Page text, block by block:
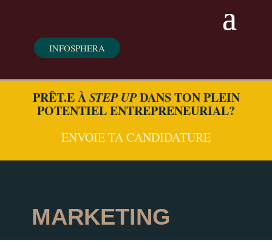
INFOSPHERA
PRÊT.E ÀSTEP UPDANS TON PLEIN
POTENTIEL ENTREPRENEURIAL?
ENVOIE TA CANDIDATURE
MARKETING